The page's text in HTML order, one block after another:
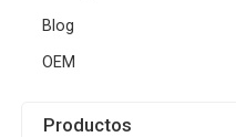
Blog
OEM
Productos